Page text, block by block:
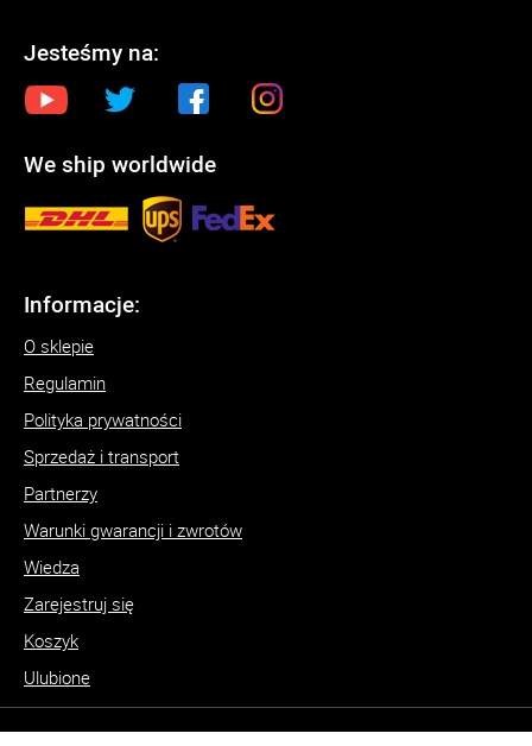
Jesteśmy na:
We ship worldwide
Informacje:
O sklepie
Regulamin
Polityka prywatności
Sprzedaż i transport
Partnerzy
Warunki gwarancji i zwrotów
Wiedza
Zarejestruj się
Koszyk
Ulubione